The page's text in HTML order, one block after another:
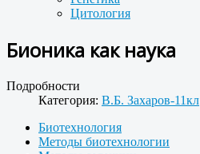
Цитология
Бионика как наука
Подробности
Категория: В.Б. Захаров-11кл
Биотехнология
Методы биотехнологии